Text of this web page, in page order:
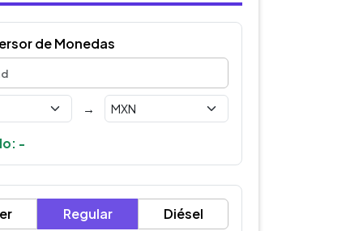
de Monedas
→
-
Regular Diésel